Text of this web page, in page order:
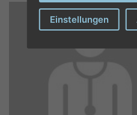
Einstellungen